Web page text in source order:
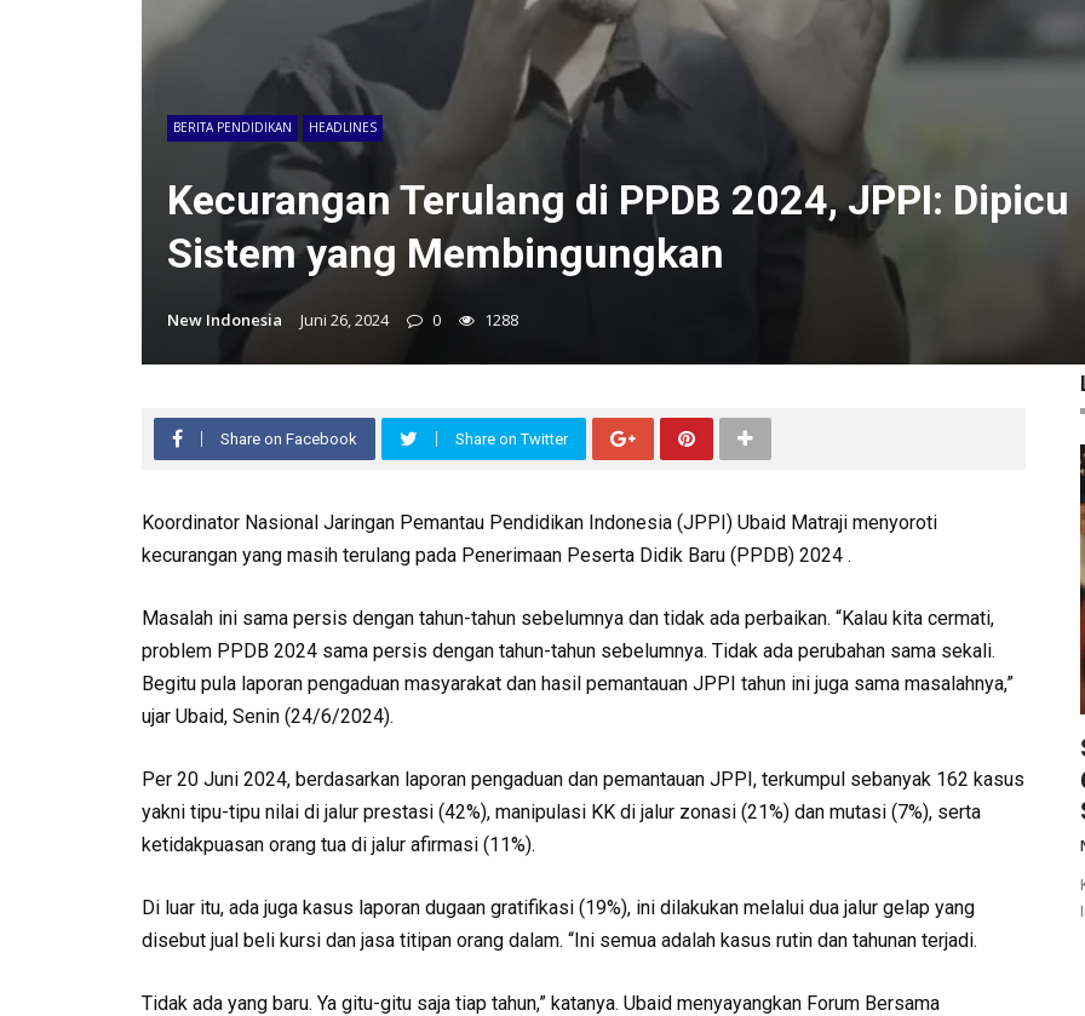
BERITA PENDIDIKAN HEADLINES
Kecurangan Terulang di PPDB 2024, JPPI: Dipicu
Sistem yang Membingungkan
New Indonesia Juni 26, 2024 0 1288
Share on Facebook Share on Twitter
Koordinator Nasional Jaringan Pemantau Pendidikan Indonesia (JPPI) Ubaid Matraji menyoroti
kecurangan yang masih terulang pada Penerimaan Peserta Didik Baru (PPDB) 2024 .
Masalah ini sama persis dengan tahun-tahun sebelumnya dan tidak ada perbaikan. “Kalau kita cermati,
problem PPDB 2024 sama persis dengan tahun-tahun sebelumnya. Tidak ada perubahan sama sekali.
Begitu pula laporan pengaduan masyarakat dan hasil pemantauan JPPI tahun ini juga sama masalahnya,”
ujar Ubaid, Senin (24/6/2024).
Per 20 Juni 2024, berdasarkan laporan pengaduan dan pemantauan JPPI, terkumpul sebanyak 162 kasus
yakni tipu-tipu nilai di jalur prestasi (42%), manipulasi KK di jalur zonasi (21%) dan mutasi (7%), serta
ketidakpuasan orang tua di jalur afirmasi (11%).
Di luar itu, ada juga kasus laporan dugaan gratifikasi (19%), ini dilakukan melalui dua jalur gelap yang
disebut jual beli kursi dan jasa titipan orang dalam. “Ini semua adalah kasus rutin dan tahunan terjadi.
Tidak ada yang baru. Ya gitu-gitu saja tiap tahun,” katanya. Ubaid menyayangkan Forum Bersama